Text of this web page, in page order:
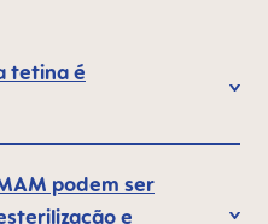
tetina é
podem ser
e